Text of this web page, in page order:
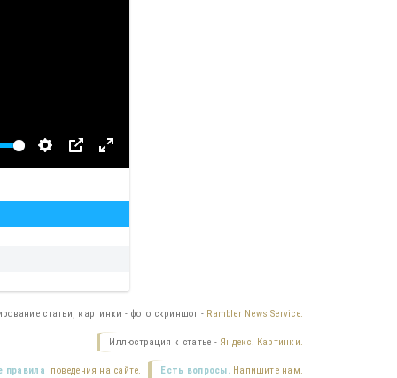
статьи, картинки - фото скриншот - Rambler News Service.
Иллюстрация к статье - Яндекс. Картинки.
Есть вопросы. Напишите нам.
правила поведения на сайте.